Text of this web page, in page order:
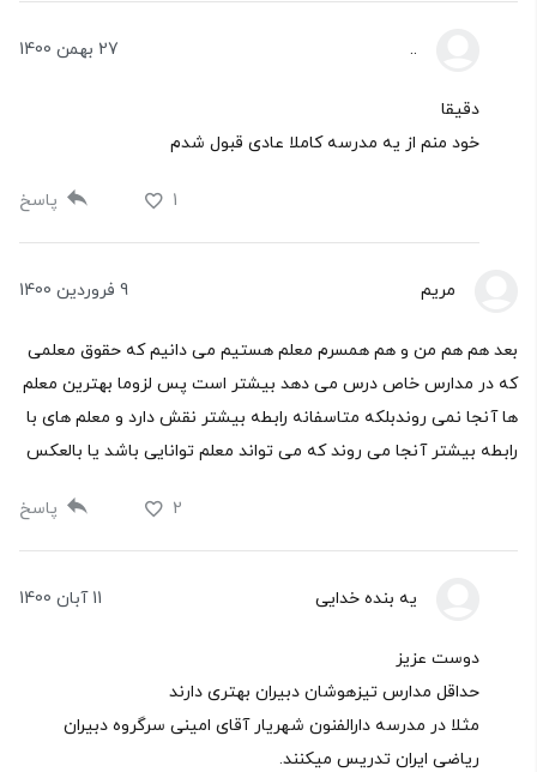
.. 27 بهمن 1400
دقیقا
خود منم از یه مدرسه کاملا عادی قبول شدم
1 پاسخ
مریم 9 فروردین 1400
بعد هم هم من و هم همسرم معلم هستیم می دانیم که حقوق معلمی
که در مدارس خاص درس می دهد بیشتر است پس لزوما بهترین معلم
ها آنجا نمی روندبلکه متاسفانه رابطه بیشتر نقش دارد و معلم های با
رابطه بیشتر آنجا می روند که می تواند معلم توانایی باشد یا بالعکس
2 پاسخ
یه بنده خدایی 11 آبان 1400
دوست عزیز
حداقل مدارس تیزهوشان دبیران بهتری دارند
مثلا در مدرسه دارالفنون شهریار آقای امینی سرگروه دبیران
ریاضی ایران تدریس میکنند.